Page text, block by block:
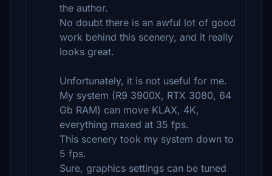
the author.
No doubt there is an awful lot of good
work behind this scenery, and it really
looks great.
Unfortunately, it is not useful for me.
My system (R9 3900X, RTX 3080, 64
Gb RAM) can move KLAX, 4K,
everything maxed at 35 fps.
This scenery took my system down to
5 fps.
Sure, graphics settings can be tuned